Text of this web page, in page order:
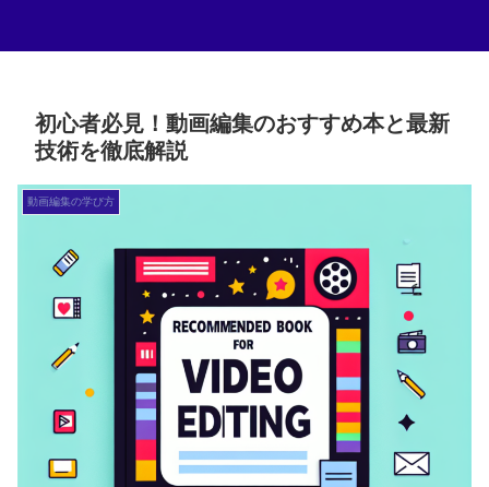
初心者必見！動画編集のおすすめ本と最新
技術を徹底解説
動画編集の学び方